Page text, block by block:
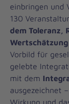
einbringen und
130
dem Toleranz,
Wertschätzung
Vorbild für
gelebte
mit dem
ausgezeichnet
Wirkung und